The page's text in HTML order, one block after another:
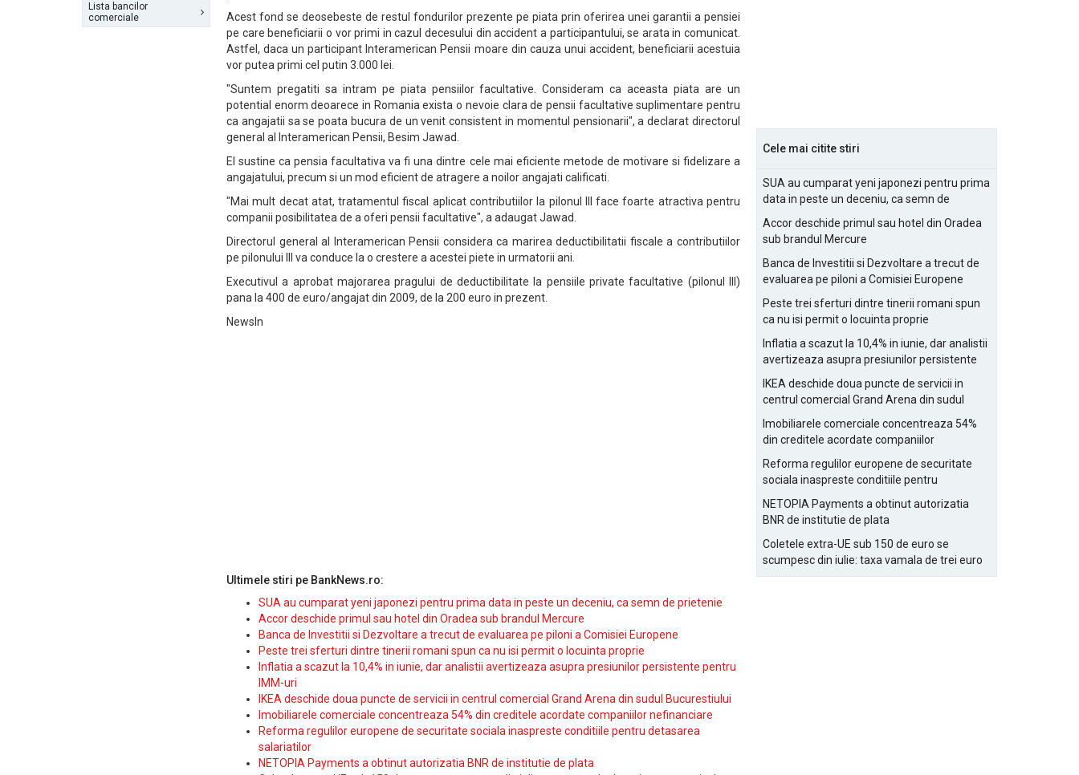
Lista bancilor
comerciale
Acest fond se deosebeste de restul fondurilor prezente pe piata prin oferirea unei garantii a pensiei
pe care beneficiarii o vor primi in cazul decesului din accident a participantului, se arata in comunicat.
Astfel, daca un participant Interamerican Pensii moare din cauza unui accident, beneficiarii acestuia
vor putea primi cel putin 3.000 lei.
"Suntem pregatiti sa intram pe piata pensiilor facultative. Consideram ca aceasta piata are un
potential enorm deoarece in Romania exista o nevoie clara de pensii facultative suplimentare pentru
ca angajatii sa se poata bucura de un venit consistent in momentul pensionarii", a declarat directorul
general al Interamerican Pensii, Besim Jawad.
El sustine ca pensia facultativa va fi una dintre cele mai eficiente metode de motivare si fidelizare a
angajatului, precum si un mod eficient de atragere a noilor angajati calificati.
"Mai mult decat atat, tratamentul fiscal aplicat contributiilor la pilonul III face foarte atractiva pentru
companii posibilitatea de a oferi pensii facultative", a adaugat Jawad.
Directorul general al Interamerican Pensii considera ca marirea deductibilitatii fiscale a contributiilor
pe pilonului III va conduce la o crestere a acestei piete in urmatorii ani.
Executivul a aprobat majorarea pragului de deductibilitate la pensiile private facultative (pilonul III)
pana la 400 de euro/angajat din 2009, de la 200 euro in prezent.
NewsIn
Ultimele stiri pe BankNews.ro:
SUA au cumparat yeni japonezi pentru prima data in peste un deceniu, ca semn de prietenie
Accor deschide primul sau hotel din Oradea sub brandul Mercure
Banca de Investitii si Dezvoltare a trecut de evaluarea pe piloni a Comisiei Europene
Peste trei sferturi dintre tinerii romani spun ca nu isi permit o locuinta proprie
Inflatia a scazut la 10,4% in iunie, dar analistii avertizeaza asupra presiunilor persistente pentru
IMM-uri
IKEA deschide doua puncte de servicii in centrul comercial Grand Arena din sudul Bucurestiului
Imobiliarele comerciale concentreaza 54% din creditele acordate companiilor nefinanciare
Reforma regulilor europene de securitate sociala inaspreste conditiile pentru detasarea
salariatilor
NETOPIA Payments a obtinut autorizatia BNR de institutie de plata
Cele mai citite stiri
SUA au cumparat yeni japonezi pentru prima
data in peste un deceniu, ca semn de
Accor deschide primul sau hotel din Oradea
sub brandul Mercure
Banca de Investitii si Dezvoltare a trecut de
evaluarea pe piloni a Comisiei Europene
Peste trei sferturi dintre tinerii romani spun
ca nu isi permit o locuinta proprie
Inflatia a scazut la 10,4% in iunie, dar analistii
avertizeaza asupra presiunilor persistente
IKEA deschide doua puncte de servicii in
centrul comercial Grand Arena din sudul
Imobiliarele comerciale concentreaza 54%
din creditele acordate companiilor
Reforma regulilor europene de securitate
sociala inaspreste conditiile pentru
NETOPIA Payments a obtinut autorizatia
BNR de institutie de plata
Coletele extra-UE sub 150 de euro se
scumpesc din iulie: taxa vamala de trei euro
pe articol, adaugata la taxa logistica